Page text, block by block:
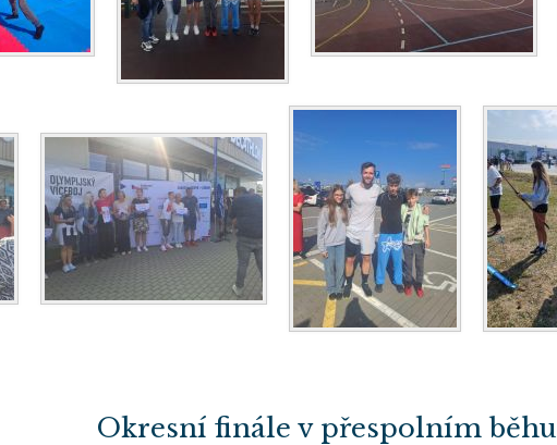
Okresní finále v přespolním běhu